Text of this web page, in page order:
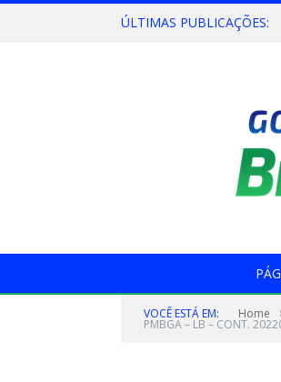
ÚLTIMAS PUBLICAÇÕES:
VOCÊ ESTÁ EM: Home
PMBGA – LB – CONT.